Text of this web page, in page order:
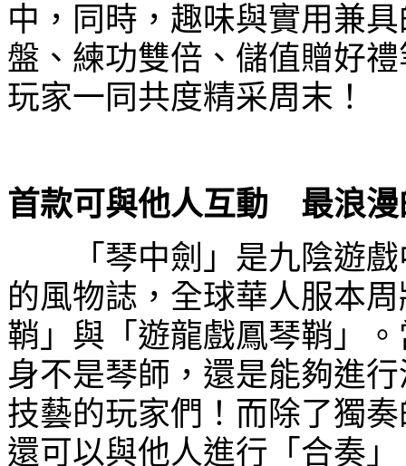
中，同時，趣味與實用兼
盤、練功雙倍、儲值贈好
玩家一同共度精采周末！
首款可與他人互動 最浪漫
「琴中劍」是九陰遊戲
的風物誌，全球華人服本
鞘」與「遊龍戲鳳琴鞘」
身不是琴師，還是能夠進
技藝的玩家們！而除了獨
還可以與他人進行「合奏